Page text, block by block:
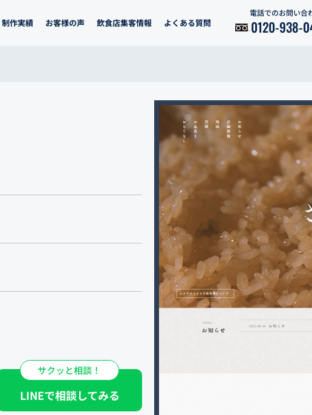
制作実績 お客様の声 飲食店集客情報 よくある質問
電話でのお問い合
0120-938-
る握りや料理の数々は、 どれも店
ぜひ味わっていただきたいと ご用
サクッと相談！
LINEで相談してみる